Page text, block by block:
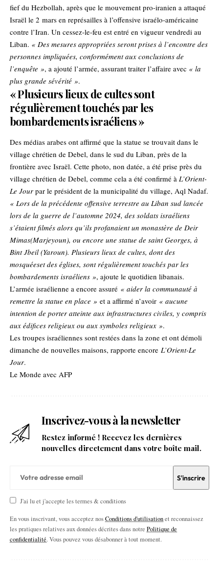
fief du Hezbollah, après que le mouvement pro-iranien a attaqué
Israël le 2 mars en représailles à l’offensive israélo-américaine
contre l’Iran. Un cessez-le-feu est entré en vigueur vendredi au
Liban. « Des mesures appropriées seront prises à l’encontre des
personnes impliquées, conformément aux conclusions de
l’enquête », a ajouté l’armée, assurant traiter l’affaire avec « la
plus grande sévérité ».
« Plusieurs lieux de cultes sont
régulièrement touchés par les
bombardements israéliens »
Des médias arabes ont affirmé que la statue se trouvait dans le
village chrétien de Debel, dans le sud du Liban, près de la
frontière avec Israël. Cette photo, non datée, a été prise près du
village chrétien de Debel, comme cela a été confirmé à L’Orient-
Le Jour par le président de la municipalité du village, Aql Nadaf.
« Lors de la précédente offensive terrestre au Liban sud lancée
lors de la guerre de l’automne 2024, des soldats israéliens
s’étaient filmés alors qu’ils profanaient un monastère de Deir
Mimas(Marjeyoun), ou encore une statue de saint Georges, à
Bint Jbeil (Yaroun). Plusieurs lieux de cultes, dont des
mosquéeset des églises, sont régulièrement touchés par les
bombardements israéliens », ajoute le quotidien libanais.
L’armée israélienne a encore assuré « aider la communauté à
remettre la statue en place » et a affirmé n’avoir « aucune
intention de porter atteinte aux infrastructures civiles, y compris
aux édifices religieux ou aux symboles religieux ».
Les troupes israéliennes sont restées dans la zone et ont démoli
dimanche de nouvelles maisons, rapporte encore L’Orient-Le
Jour.
Le Monde avec AFP
Inscrivez-vous à la newsletter
Restez informé ! Recevez les dernières
nouvelles directement dans votre boîte mail.
J'ai lu et j'accepte les termes & conditions
En vous inscrivant, vous acceptez nosConditions d'utilisationet reconnaissez
les pratiques relatives aux données décrites dans notre Politique de
confidentialité. Vous pouvez vous désabonner à tout moment.